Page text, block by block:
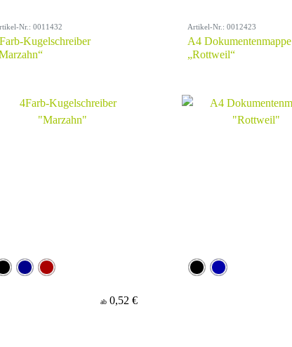
Nr.: 0011432
Kugelschreiber
ab 0,52 €
Artikel-Nr.: 0012423
A4 Dokumentenmappe
„Rottweil“